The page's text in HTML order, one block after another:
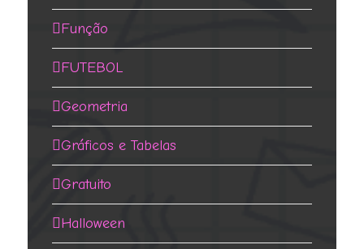
Função
FUTEBOL
Geometria
Gráficos e Tabelas
Gratuito
Halloween